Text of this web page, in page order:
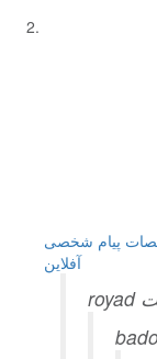
پیام شخصی
آفلاين